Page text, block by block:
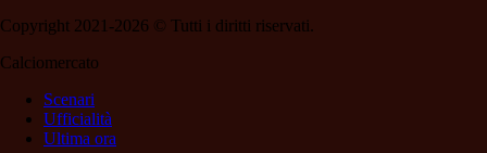
Copyright 2021-2026 © Tutti i diritti riservati.
Calciomercato
Scenari
Ufficialità
Ultima ora